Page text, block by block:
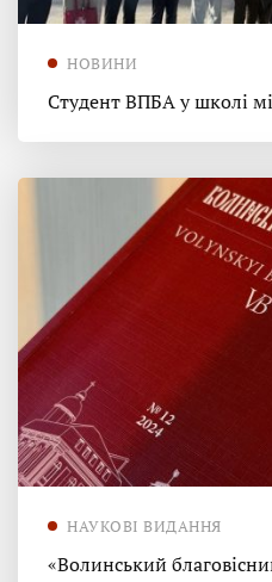
НОВИНИ
Студент ВПБА у школі
НАУКОВІ ВИДАННЯ
«Волинський